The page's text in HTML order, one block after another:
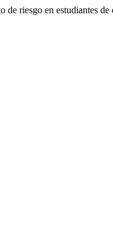
de riesgo en estudiantes